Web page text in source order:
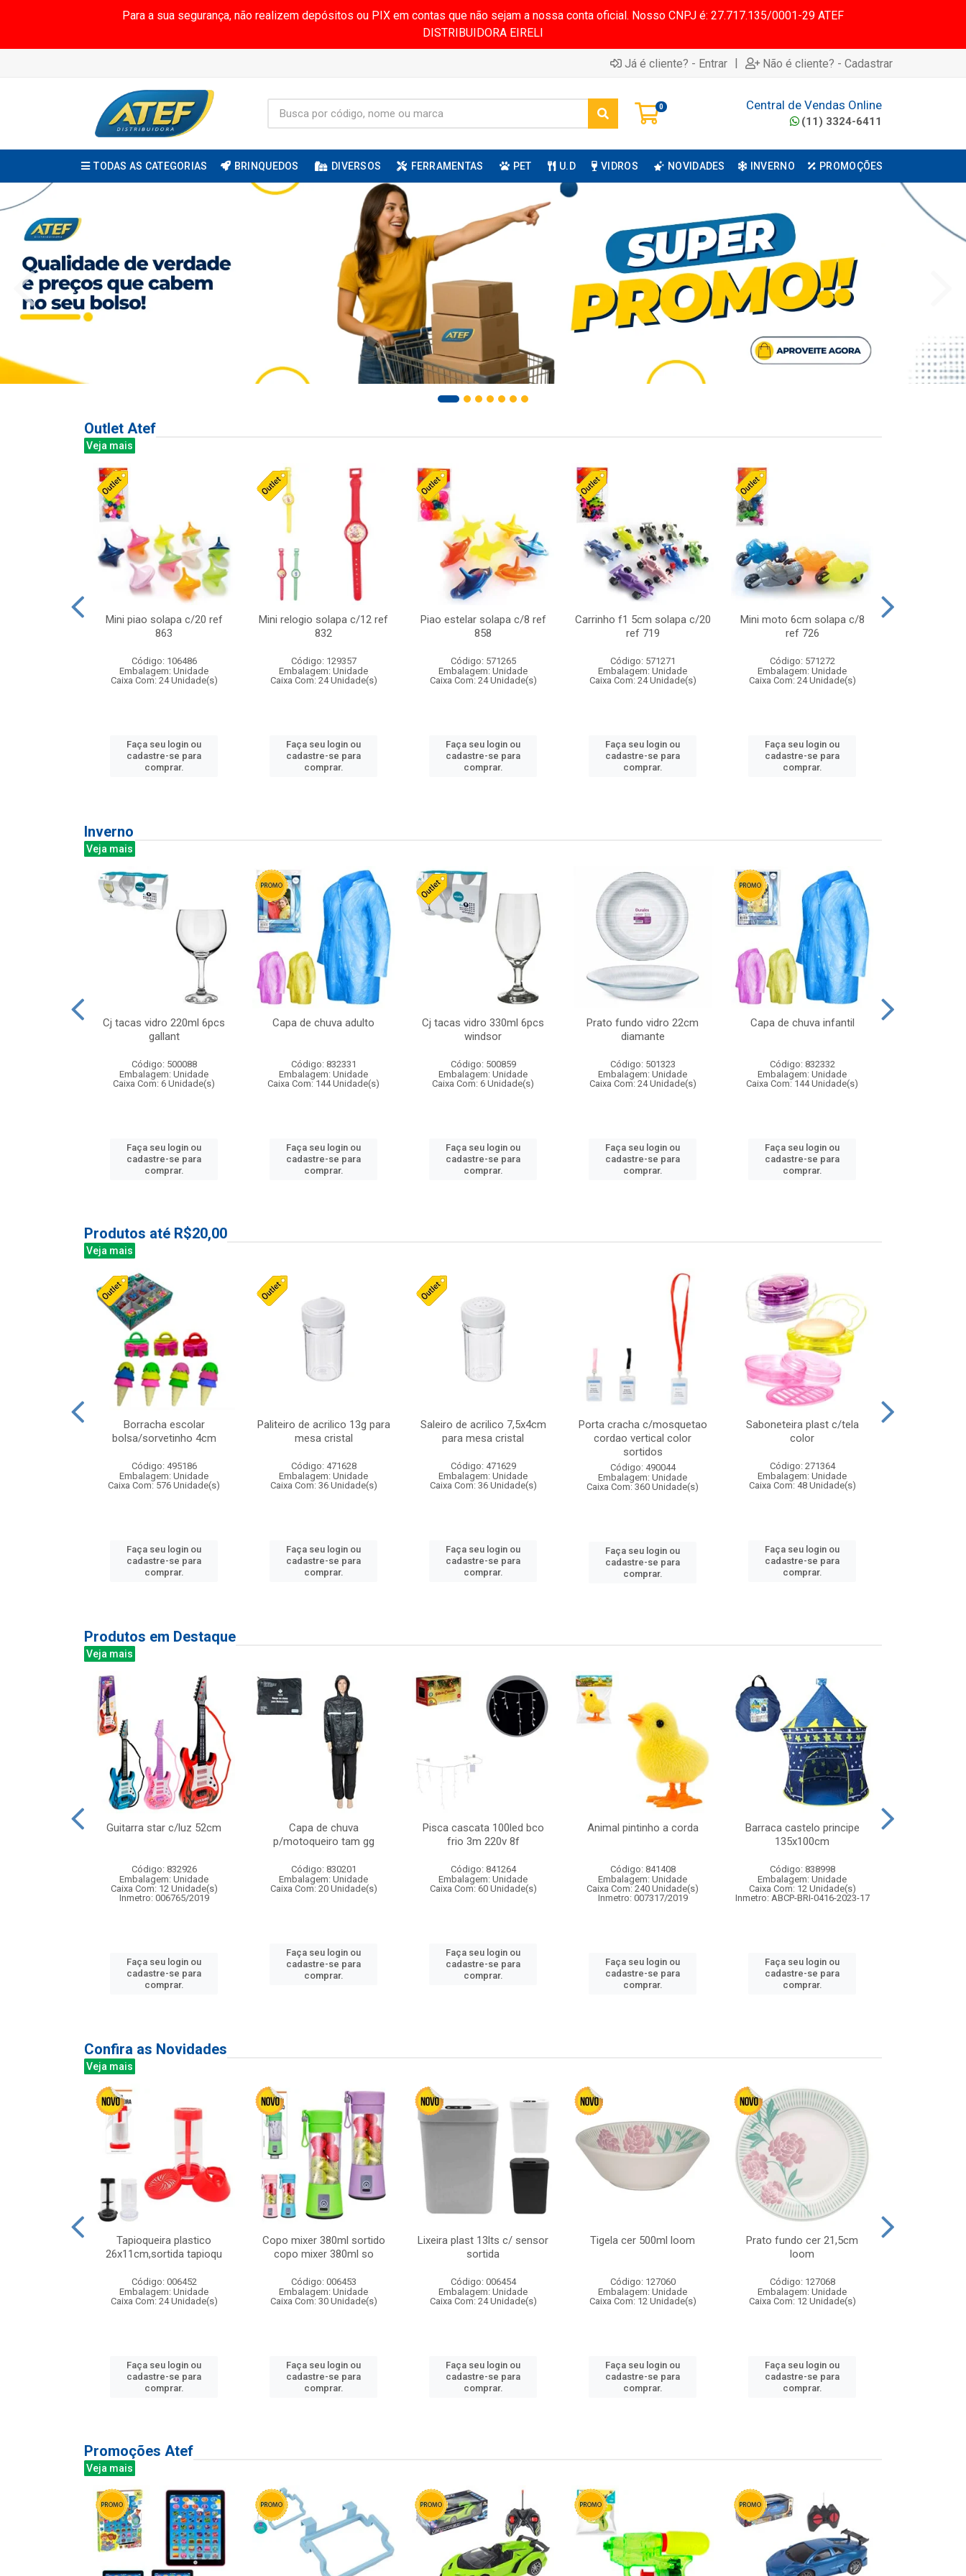
Para a sua segurança, não realizem depósitos ou PIX em contas que não sejam a nossa conta oficial. Nosso CNPJ é: 27.717.135/0001-29 ATEF
DISTRIBUIDORA EIRELI
Já é cliente? - Entrar | Não é cliente? - Cadastrar
0 Central de Vendas Online
(11) 3324-6411
TODAS AS CATEGORIAS BRINQUEDOS DIVERSOS FERRAMENTAS PET U.D VIDROS NOVIDADES INVERNO PROMOÇÕES
Outlet Atef
Veja mais
Mini piao solapa c/20 ref
863
Código: 106486
Embalagem: Unidade
Caixa Com: 24 Unidade(s)
Faça seu login ou
cadastre-se para
comprar.
Mini relogio solapa c/12 ref
832
Código: 129357
Embalagem: Unidade
Caixa Com: 24 Unidade(s)
Faça seu login ou
cadastre-se para
comprar.
Piao estelar solapa c/8 ref
858
Código: 571265
Embalagem: Unidade
Caixa Com: 24 Unidade(s)
Faça seu login ou
cadastre-se para
comprar.
Carrinho f1 5cm solapa c/20
ref 719
Código: 571271
Embalagem: Unidade
Caixa Com: 24 Unidade(s)
Faça seu login ou
cadastre-se para
comprar.
Mini moto 6cm solapa c/8
ref 726
Código: 571272
Embalagem: Unidade
Caixa Com: 24 Unidade(s)
Faça seu login ou
cadastre-se para
comprar.
Inverno
Veja mais
Cj tacas vidro 220ml 6pcs
gallant
Código: 500088
Embalagem: Unidade
Caixa Com: 6 Unidade(s)
Faça seu login ou
cadastre-se para
comprar.
Capa de chuva adulto
Código: 832331
Embalagem: Unidade
Caixa Com: 144 Unidade(s)
Faça seu login ou
cadastre-se para
comprar.
Cj tacas vidro 330ml 6pcs
windsor
Código: 500859
Embalagem: Unidade
Caixa Com: 6 Unidade(s)
Faça seu login ou
cadastre-se para
comprar.
Prato fundo vidro 22cm
diamante
Código: 501323
Embalagem: Unidade
Caixa Com: 24 Unidade(s)
Faça seu login ou
cadastre-se para
comprar.
Capa de chuva infantil
Código: 832332
Embalagem: Unidade
Caixa Com: 144 Unidade(s)
Faça seu login ou
cadastre-se para
comprar.
Produtos até R$20,00
Veja mais
Borracha escolar
bolsa/sorvetinho 4cm
Código: 495186
Embalagem: Unidade
Caixa Com: 576 Unidade(s)
Faça seu login ou
cadastre-se para
comprar.
Paliteiro de acrilico 13g para
mesa cristal
Código: 471628
Embalagem: Unidade
Caixa Com: 36 Unidade(s)
Faça seu login ou
cadastre-se para
comprar.
Saleiro de acrilico 7,5x4cm
para mesa cristal
Código: 471629
Embalagem: Unidade
Caixa Com: 36 Unidade(s)
Faça seu login ou
cadastre-se para
comprar.
Porta cracha c/mosquetao
cordao vertical color
sortidos
Código: 490044
Embalagem: Unidade
Caixa Com: 360 Unidade(s)
Faça seu login ou
cadastre-se para
comprar.
Saboneteira plast c/tela
color
Código: 271364
Embalagem: Unidade
Caixa Com: 48 Unidade(s)
Faça seu login ou
cadastre-se para
comprar.
Produtos em Destaque
Veja mais
Guitarra star c/luz 52cm
Código: 832926
Embalagem: Unidade
Caixa Com: 12 Unidade(s)
Inmetro: 006765/2019
Faça seu login ou
cadastre-se para
comprar.
Capa de chuva
p/motoqueiro tam gg
Código: 830201
Embalagem: Unidade
Caixa Com: 20 Unidade(s)
Faça seu login ou
cadastre-se para
comprar.
Pisca cascata 100led bco
frio 3m 220v 8f
Código: 841264
Embalagem: Unidade
Caixa Com: 60 Unidade(s)
Faça seu login ou
cadastre-se para
comprar.
Animal pintinho a corda
Código: 841408
Embalagem: Unidade
Caixa Com: 240 Unidade(s)
Inmetro: 007317/2019
Faça seu login ou
cadastre-se para
comprar.
Barraca castelo principe
135x100cm
Código: 838998
Embalagem: Unidade
Caixa Com: 12 Unidade(s)
Inmetro: ABCP-BRI-0416-2023-17
Faça seu login ou
cadastre-se para
comprar.
Confira as Novidades
Veja mais
Tapioqueira plastico
26x11cm,sortida tapioqu
Código: 006452
Embalagem: Unidade
Caixa Com: 24 Unidade(s)
Faça seu login ou
cadastre-se para
comprar.
Copo mixer 380ml sortido
copo mixer 380ml so
Código: 006453
Embalagem: Unidade
Caixa Com: 30 Unidade(s)
Faça seu login ou
cadastre-se para
comprar.
Lixeira plast 13lts c/ sensor
sortida
Código: 006454
Embalagem: Unidade
Caixa Com: 24 Unidade(s)
Faça seu login ou
cadastre-se para
comprar.
Tigela cer 500ml loom
Código: 127060
Embalagem: Unidade
Caixa Com: 12 Unidade(s)
Faça seu login ou
cadastre-se para
comprar.
Prato fundo cer 21,5cm
loom
Código: 127068
Embalagem: Unidade
Caixa Com: 12 Unidade(s)
Faça seu login ou
cadastre-se para
comprar.
Promoções Atef
Veja mais